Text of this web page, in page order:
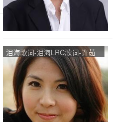
泪海歌词-泪海LRC歌词-许茹
芸